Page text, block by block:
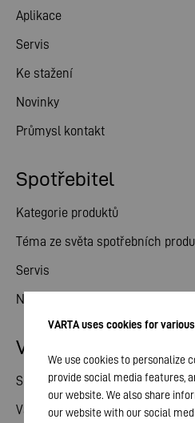
Spotřebitel
Kategorie produktů
Téma ze světa spotřebních
Servis
Novinky
Aplikace
Servis
Ke stažení
Novinky
Průmysl kontakt
Vztahy s investory
Sdílené
Valné shromáždění
VARTA uses cookies for
We use cookies to personalize
provide social media features,
our website. We also share
our website with our social